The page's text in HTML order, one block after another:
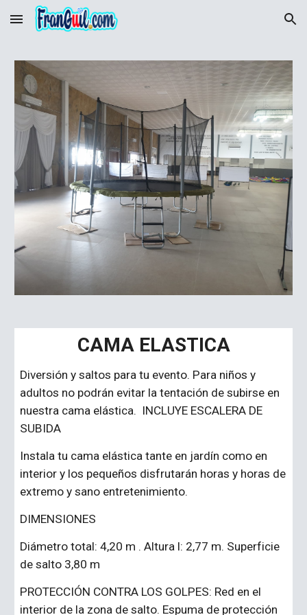
Skip to main content Skip to navigation
CAMA ELASTICA
Diversión y saltos para tu evento. Para niños y
adultos no podrán evitar la tentación de subirse en
nuestra cama elástica. INCLUYE ESCALERA DE
SUBIDA
Instala tu cama elástica tante en jardín como en
interior y los pequeños disfrutarán horas y horas de
extremo y sano entretenimiento.
DIMENSIONES
Diámetro total: 4,20 m . Altura l: 2,77 m. Superficie
de salto 3,80 m
PROTECCIÓN CONTRA LOS GOLPES: Red en el
interior de la zona de salto. Espuma de protección